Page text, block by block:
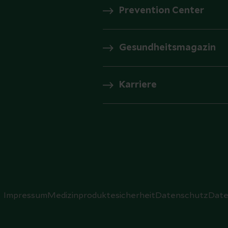
Prevention Center
Gesundheitsmagazin
Karriere
Impressum Medizinproduktesicherheit Datenschutz